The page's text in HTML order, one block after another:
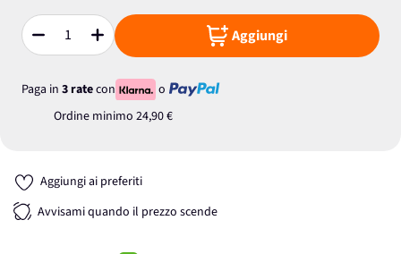
Quantità Aggiungi
Paga in 3 ratecon
o
Ordine minimo 24,90 €
Aggiungi ai preferiti
Avvisami quando il prezzo scende